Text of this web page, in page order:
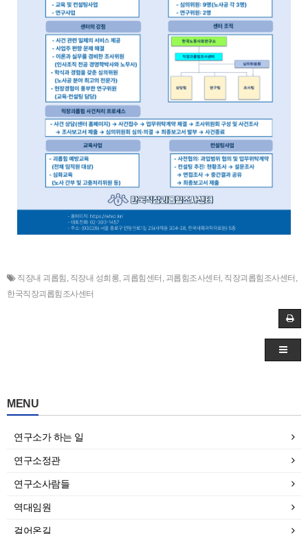
직장내 괴롭힘 , 직장내 성희롱, 괴롭힘센터 , 괴롭힘조사센터, 직장괴롭힘조사센터 ,
한국직장괴롭힘조사센터
MENU
연구소가 하는 일
연구소정관
연구소사람들
역대임원
걸어온길